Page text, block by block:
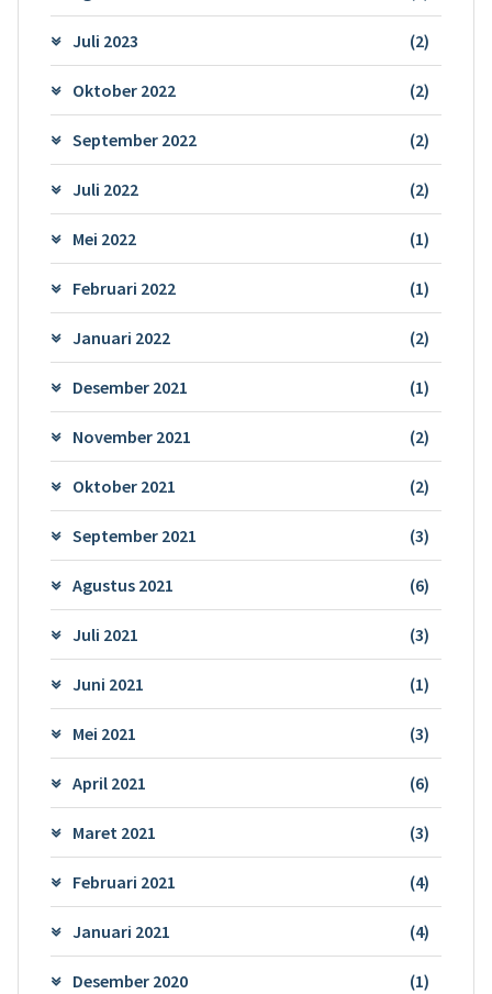
Juli 2023 (2)
Oktober 2022 (2)
September 2022 (2)
Juli 2022 (2)
Mei 2022 (1)
Februari 2022 (1)
Januari 2022 (2)
Desember 2021 (1)
November 2021 (2)
Oktober 2021 (2)
September 2021 (3)
Agustus 2021 (6)
Juli 2021 (3)
Juni 2021 (1)
Mei 2021 (3)
April 2021 (6)
Maret 2021 (3)
Februari 2021 (4)
Januari 2021 (4)
Desember 2020 (1)